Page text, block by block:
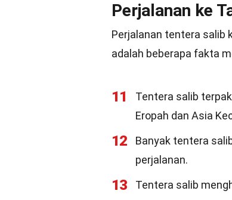
Perjalanan ke
Perjalanan tentera salib
adalah beberapa fakta
11
Tentera salib
Eropah dan Asia
12
Banyak tentera
perjalanan.
13 Tentera salib